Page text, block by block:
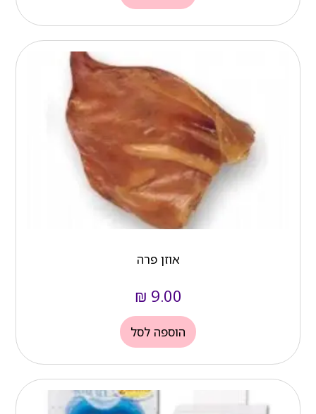
אוזן פרה
₪ 9.00
הוספה לסל